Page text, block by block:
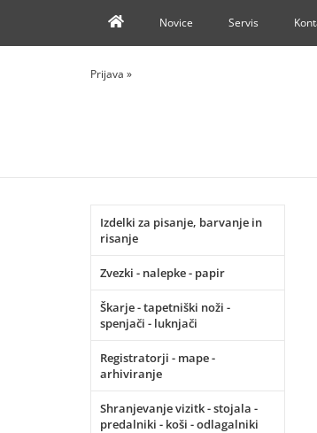
Novice Servis
Prijava »
Izdelki za pisanje, barvanje in
risanje
Zvezki - nalepke - papir
Škarje - tapetniški noži -
spenjači - luknjači
Registratorji - mape -
arhiviranje
Shranjevanje vizitk - stojala -
predalniki - koši - odlagalniki